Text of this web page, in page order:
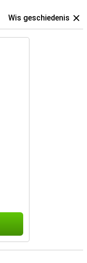
Wis geschiedenis